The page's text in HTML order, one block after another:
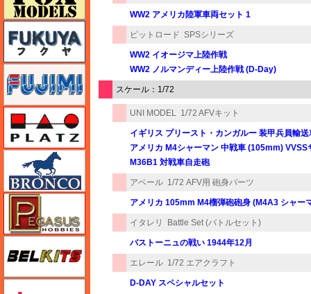
WW2 アメリカ陸軍車両セット 1
ピットロード SPSシリーズ
WW2 イオージマ上陸作戦
WW2 ノルマンディー上陸作戦 (D-Day)
スケール：1/72
UNI MODEL 1/72 AFVキット
イギリス プリースト・カンガルー 装甲兵員輸送
アメリカ M4シャーマン 中戦車 (105mm) VVSS
M36B1 対戦車自走砲
アベール 1/72 AFV用 砲身パーツ
アメリカ 105mm M4榴弾砲砲身 (M4A3 シャー
イタレリ Battle Set (バトルセット)
バストーニュの戦い 1944年12月
エレール 1/72 エアクラフト
D-DAY スペシャルセット
ブロンコモデル（Bronco Models）
ペガサスホビー
ヘルパ（herpa）